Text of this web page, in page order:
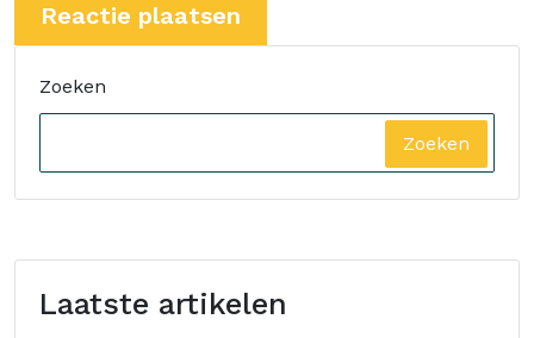
Zoeken
Zoeken
Laatste artikelen